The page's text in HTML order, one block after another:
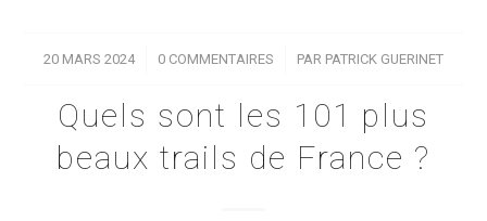
20 MARS 2024
/ 0 COMMENTAIRES
/ PAR PATRICK GUERINET
Quels sont les 101 plus
beaux trails de France ?